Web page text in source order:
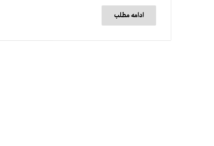
ادامه مطلب